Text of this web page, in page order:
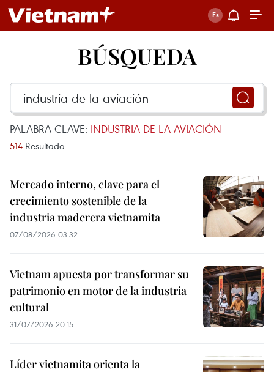
BÚSQUEDA
PALABRA CLAVE: INDUSTRIA DE LA AVIACIÓN
514 Resultado
Mercado interno, clave para el
crecimiento sostenible de la
industria maderera vietnamita
07/08/2026 03:32
Vietnam apuesta por transformar su
patrimonio en motor de la industria
cultural
31/07/2026 20:15
Líder vietnamita orienta la